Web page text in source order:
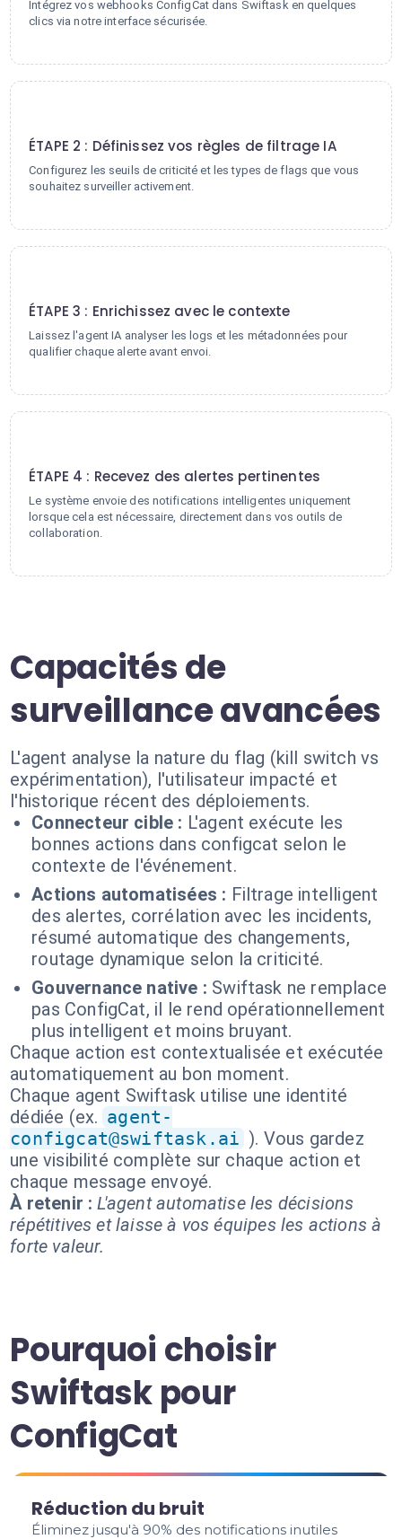
Intégrez vos webhooks ConfigCat dans Swiftask en quelques
clics via notre interface sécurisée.
ÉTAPE 2 : Définissez vos règles de filtrage IA
Configurez les seuils de criticité et les types de flags que vous
souhaitez surveiller activement.
ÉTAPE 3 : Enrichissez avec le contexte
Laissez l'agent IA analyser les logs et les métadonnées pour
qualifier chaque alerte avant envoi.
ÉTAPE 4 : Recevez des alertes pertinentes
Le système envoie des notifications intelligentes uniquement
lorsque cela est nécessaire, directement dans vos outils de
collaboration.
Capacités de
surveillance avancées
L'agent analyse la nature du flag (kill switch vs
expérimentation), l'utilisateur impacté et
l'historique récent des déploiements.
Connecteur cible : L'agent exécute les
bonnes actions dans configcat selon le
contexte de l'événement.
Actions automatisées : Filtrage intelligent
des alertes, corrélation avec les incidents,
résumé automatique des changements,
routage dynamique selon la criticité.
Gouvernance native : Swiftask ne remplace
pas ConfigCat, il le rend opérationnellement
plus intelligent et moins bruyant.
Chaque action est contextualisée et exécutée
automatiquement au bon moment.
Chaque agent Swiftask utilise une identité
dédiée (ex. agent-
configcat@swiftask.ai ). Vous gardez
une visibilité complète sur chaque action et
chaque message envoyé.
À retenir : L'agent automatise les décisions
répétitives et laisse à vos équipes les actions à
forte valeur.
Pourquoi choisir
Swiftask pour
ConfigCat
Réduction du bruit
Éliminez jusqu'à 90% des notifications inutiles